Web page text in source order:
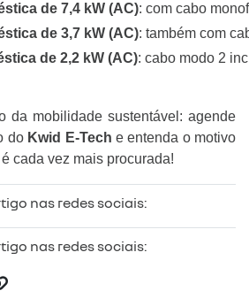
de 7,4 kW (AC): com cabo
de 3,7 kW (AC): também com
de 2,2 kW (AC): cabo modo 2
da mobilidade sustentável: agende
do Kwid E-Tech e entenda o motivo
cada vez mais procurada!
nas redes sociais:
nas redes sociais: